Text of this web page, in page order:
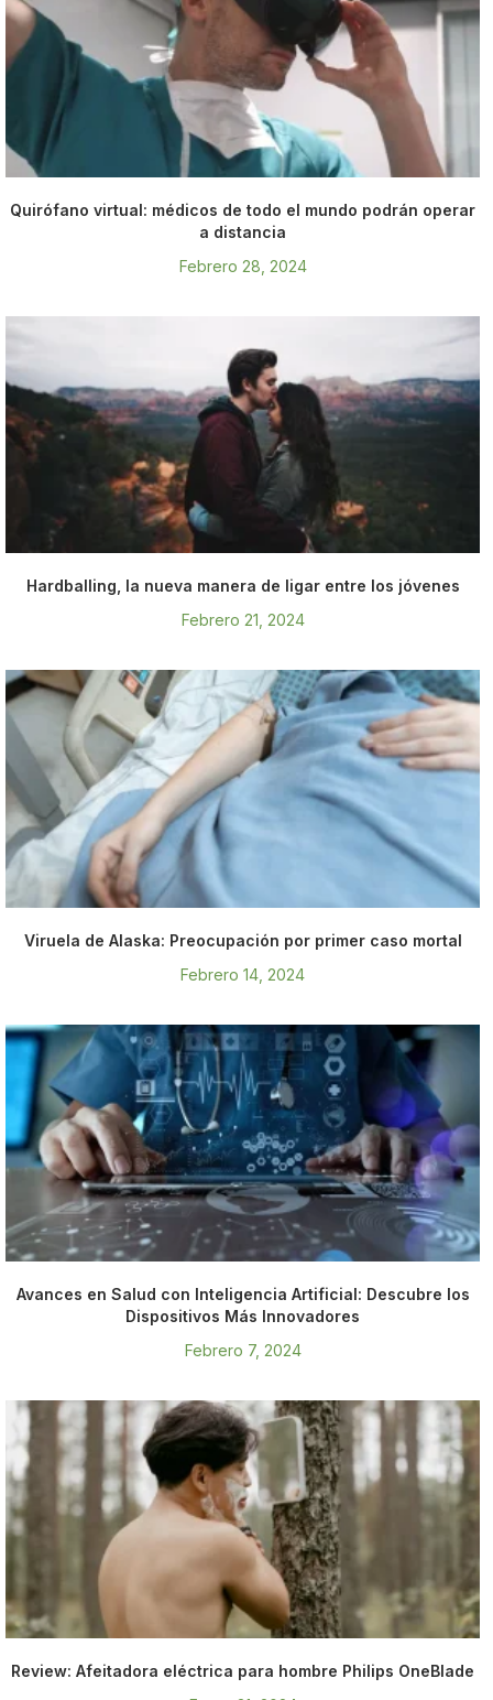
Quirófano virtual: médicos de todo el mundo podrán operar
a distancia
Febrero 28, 2024
Hardballing, la nueva manera de ligar entre los jóvenes
Febrero 21, 2024
Viruela de Alaska: Preocupación por primer caso mortal
Febrero 14, 2024
Avances en Salud con Inteligencia Artificial: Descubre los
Dispositivos Más Innovadores
Febrero 7, 2024
Review: Afeitadora eléctrica para hombre Philips OneBlade